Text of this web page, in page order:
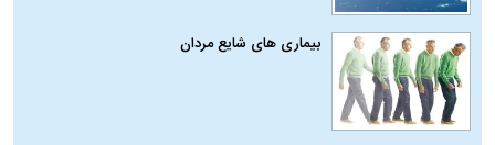
بیماری‌ های شایع مردان